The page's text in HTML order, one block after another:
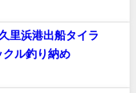
里浜港出船タイラ
クル釣り納め